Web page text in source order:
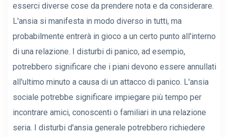
esserci diverse cose da prendere nota e da considerare.
L'ansia si manifesta in modo diverso in tutti, ma
probabilmente entrerà in gioco a un certo punto all'interno
di una relazione. I disturbi di panico, ad esempio,
potrebbero significare che i piani devono essere annullati
all'ultimo minuto a causa di un attacco di panico. L'ansia
sociale potrebbe significare impiegare più tempo per
incontrare amici, conoscenti o familiari in una relazione
seria. I disturbi d'ansia generale potrebbero richiedere